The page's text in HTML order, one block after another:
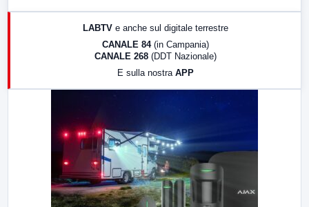
LABTV e anche sul digitale terrestre
CANALE 84 (in Campania)
CANALE 268 (DDT Nazionale)
E sulla nostra APP